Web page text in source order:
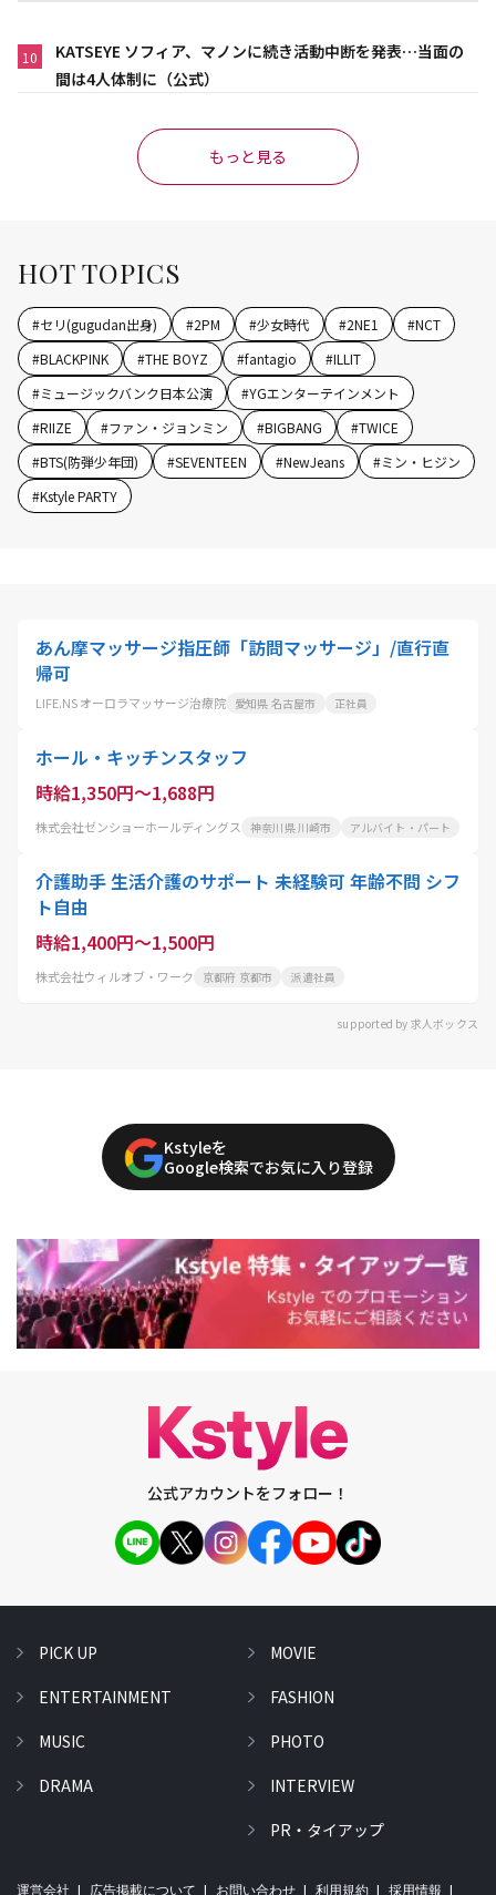
10
KATSEYE ソフィア、マノンに続き活動中断を発表…当面の
間は4人体制に（公式）
もっと見る
HOT TOPICS
#セリ(gugudan出身) #2PM #少女時代 #2NE1 #NCT
#BLACKPINK #THE BOYZ #fantagio #ILLIT
#ミュージックバンク日本公演 #YGエンターテインメント
#RIIZE #ファン・ジョンミン #BIGBANG #TWICE
#BTS(防弾少年団) #SEVENTEEN #NewJeans #ミン・ヒジン
#Kstyle PARTY
あん摩マッサージ指圧師「訪問マッサージ」/直行直
帰可
LIFE.NS オーロラマッサージ治療院 愛知県 名古屋市 正社員
ホール・キッチンスタッフ
時給1,350円～1,688円
株式会社ゼンショーホールディングス 神奈川県 川崎市 アルバイト・パート
介護助手 生活介護のサポート 未経験可 年齢不問 シフ
ト自由
時給1,400円～1,500円
株式会社ウィルオブ・ワーク 京都府 京都市 派遣社員
supported by 求人ボックス
Kstyleを
Google検索でお気に入り登録
公式アカウントをフォロー！
PICK UP
ENTERTAINMENT
MUSIC
DRAMA
MOVIE
FASHION
PHOTO
INTERVIEW
PR・タイアップ
運営会社 広告掲載について お問い合わせ 利用規約 採用情報